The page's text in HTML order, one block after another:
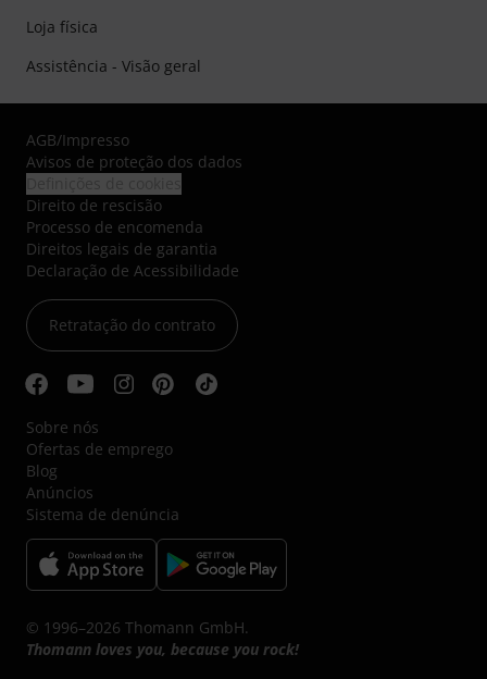
Loja física
Assistência - Visão geral
AGB/Impresso
Avisos de proteção dos dados
Direito de rescisão
Processo de encomenda
Direitos legais de garantia
Declaração de Acessibilidade
Retratação do contrato
Sobre nós
Ofertas de emprego
Blog
Anúncios
Sistema de denúncia
© 1996–2026 Thomann GmbH.
Thomann loves you, because you rock!